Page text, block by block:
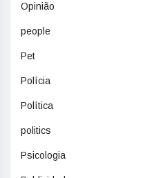
Opinião
people
Pet
Polícia
Política
politics
Psicologia